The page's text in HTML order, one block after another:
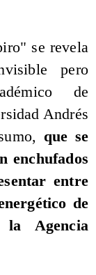
se revela
pero
de
Andrés
que se
enchufados
entre
de
Agencia